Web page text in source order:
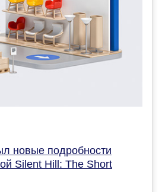
новые подробности
Silent Hill: The Short